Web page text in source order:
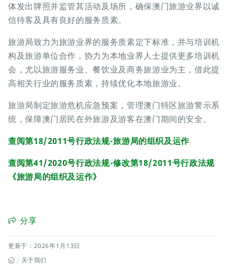
体发出牌照并监管其活动及场所，确保澳门旅游业界以诚
信待客及具有良好的服务质素。
旅游局致力为旅游业界的服务质素定下标准，并与培训机
构及旅游单位合作，协力为本地业界人士提供更多培训机
会，尤以旅游服务业、餐饮业及商务旅游业为主，借此提
高相关行业的服务质素，持续优化本地旅游业。
旅游局制定旅游危机应急预案，管理澳门特区旅游警示系
统，保障澳门居民在外旅游及游客在澳门期间的安全。
查阅第18/2011号行政法规-旅游局的组织及运作
查阅第41/2020号行政法规-修改第18/2011号行政法规
《旅游局的组织及运作》
分享
更新于：2026年1月13日
关于我们